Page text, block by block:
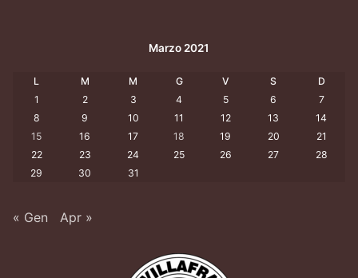
Marzo 2021
L M M G V S
D
1
2 3 4 5 6
7
8
9 10 11 12 13
14
15
16 17 18 19 20
21
22
23 24 25 26 27
28
29
30 31
« Gen Apr »